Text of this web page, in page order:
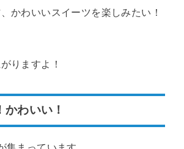
かわいいスイーツを楽しみたい！
りますよ！
わいい！